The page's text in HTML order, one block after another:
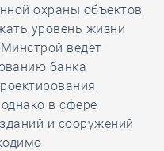
охраны объектов
уровень жизни
ведёт
банка
в сфере
и сооружений